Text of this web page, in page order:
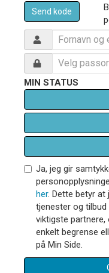
Send kode
MIN STATUS
Ja, jeg gir
her. Dette betyr
tjenester og tilbud
viktigste partnere,
enkelt begrense
på Min Side.